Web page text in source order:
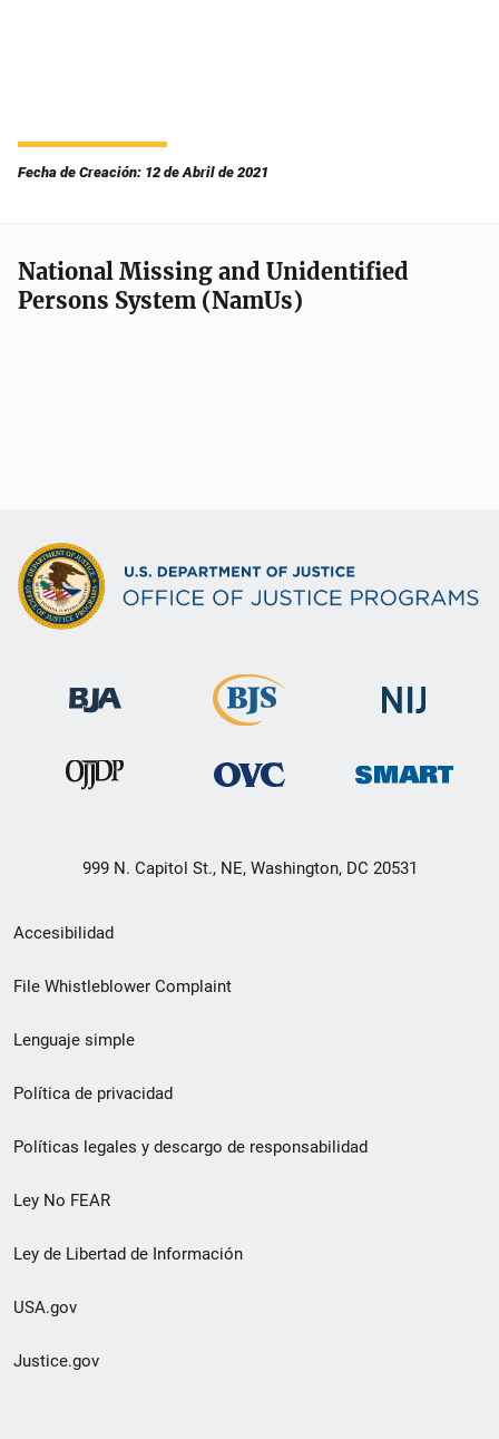
Fecha de Creación: 12 de Abril de 2021
National Missing and Unidentified
Persons System (NamUs)
999 N. Capitol St., NE, Washington, DC 20531
Menú
de
de
pie
de
página
Accesibilidad
File Whistleblower Complaint
Lenguaje simple
Política de privacidad
Políticas legales y descargo de responsabilidad
Ley No FEAR
Ley de Libertad de Información
USA.gov
Justice.gov